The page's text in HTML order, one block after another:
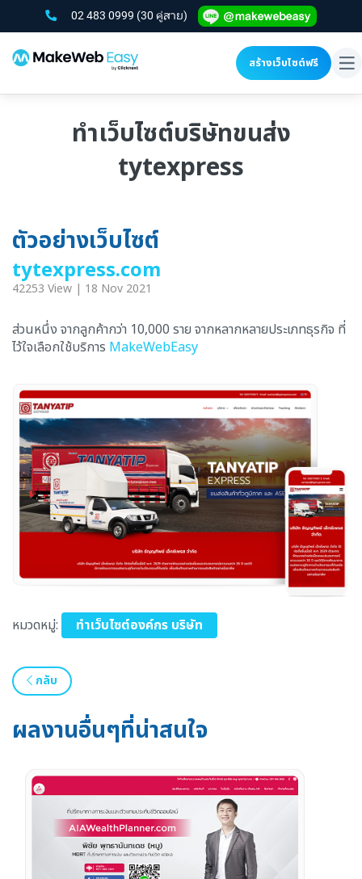
02 483 0999 (30 คู่สาย)
สร้างเว็บไซต์ฟรี
ทำเว็บไซต์บริษัทขนส่ง
tytexpress
ตัวอย่างเว็บไซต์
tytexpress.com
42253 View | 18 Nov 2021
ส่วนหนึ่ง จากลูกค้ากว่า 10,000 ราย จากหลากหลายประเภทธุรกิจ ที่
ไว้ใจเลือกใช้บริการ MakeWebEasy
หมวดหมู่: ทำเว็บไซต์องค์กร บริษัท
กลับ
ผลงานอื่นๆที่น่าสนใจ